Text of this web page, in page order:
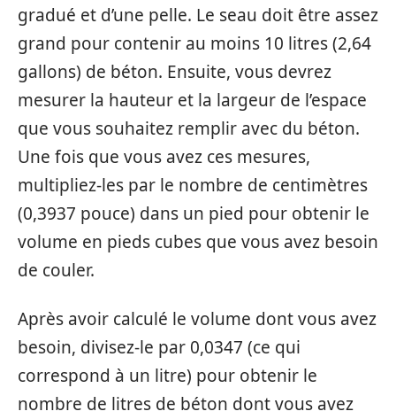
gradué et d’une pelle. Le seau doit être assez
grand pour contenir au moins 10 litres (2,64
gallons) de béton. Ensuite, vous devrez
mesurer la hauteur et la largeur de l’espace
que vous souhaitez remplir avec du béton.
Une fois que vous avez ces mesures,
multipliez-les par le nombre de centimètres
(0,3937 pouce) dans un pied pour obtenir le
volume en pieds cubes que vous avez besoin
de couler.
Après avoir calculé le volume dont vous avez
besoin, divisez-le par 0,0347 (ce qui
correspond à un litre) pour obtenir le
nombre de litres de béton dont vous avez